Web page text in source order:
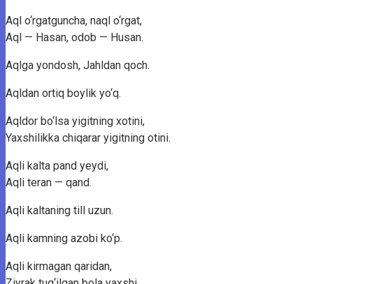
Aql o‘rgatguncha, naql o‘rgat,
Aql — Hasan, odob — Husan.
Aqlga yondosh, Jahldan qoch.
Aqldan ortiq boylik yo‘q.
Aqldor bo‘lsa yigitning xotini,
Yaxshilikka chiqarar yigitning otini.
Aqli kalta pand yeydi,
Aqli teran — qand.
Aqli kaltaning till uzun.
Aqli kamning azobi ko‘p.
Aqli kirmagan qaridan,